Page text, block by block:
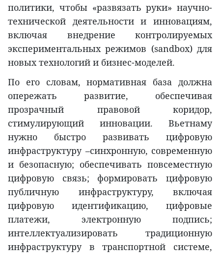
политики, чтобы «развязать руки» научно-
технической деятельности и инновациям,
включая внедрение контролируемых
экспериментальных режимов (sandbox) для
новых технологий и бизнес-моделей.
По его словам, нормативная база должна
опережать развитие, обеспечивая
прозрачный правовой коридор,
стимулирующий инновации. Вьетнаму
нужно быстро развивать цифровую
инфраструктуру –синхронную, современную
и безопасную; обеспечивать повсеместную
цифровую связь; формировать цифровую
публичную инфраструктуру, включая
цифровую идентификацию, цифровые
платежи, электронную подпись;
интеллектуализировать традиционную
инфраструктуру в транспортной системе,